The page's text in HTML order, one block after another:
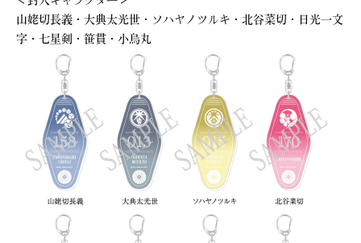
山姥切長義・大典太光世・ソハヤノツルキ・北谷菜切・日光一文
字・七星剣・笹貫・小烏丸